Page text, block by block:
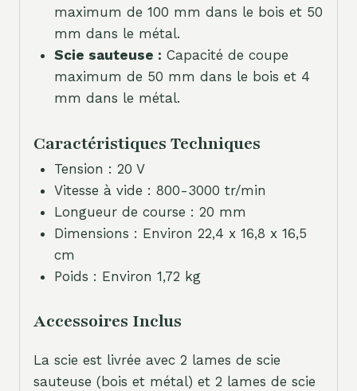
maximum de 100 mm dans le bois et 50
mm dans le métal.
Scie sauteuse : Capacité de coupe
maximum de 50 mm dans le bois et 4
mm dans le métal.
Caractéristiques Techniques
Tension : 20 V
Vitesse à vide : 800-3000 tr/min
Longueur de course : 20 mm
Dimensions : Environ 22,4 x 16,8 x 16,5
cm
Poids : Environ 1,72 kg
Accessoires Inclus
La scie est livrée avec 2 lames de scie
sauteuse (bois et métal) et 2 lames de scie